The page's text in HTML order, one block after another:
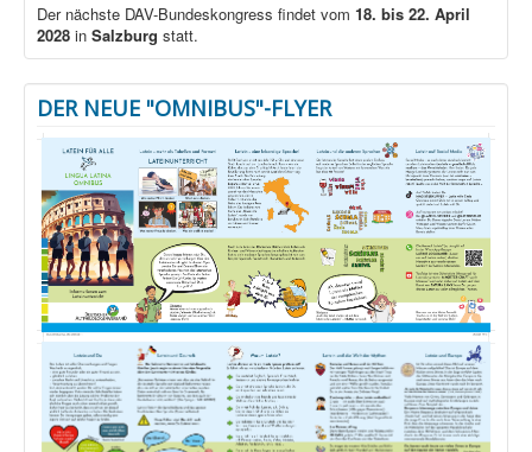
Der nächste DAV-Bundeskongress findet vom 18. bis 22. April
2028 in Salzburg statt.
DER NEUE "OMNIBUS"-FLYER